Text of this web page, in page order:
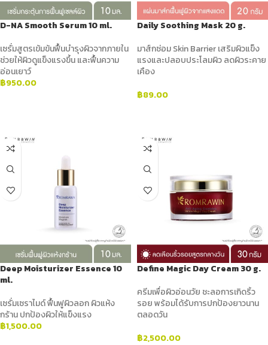
D-NA Smooth Serum 10 ml.
เซรั่มสูตรเข้มข้นฟื้นบำรุงผิวจากภายใน
ช่วยให้ผิวดูแข็งแรงขึ้น และฟื้นความ
อ่อนเยาว์
฿950.00
Daily Soothing Mask 20 g.
มาส์กซ่อม Skin Barrier เสริมผิวแข็ง
แรงและปลอบประโลมผิว ลดผิวระคาย
เคือง
฿89.00
Deep Moisturizer Essence 10
ml.
เซรั่มเซราไมด์ ฟื้นฟูผิวลอก ผิวแห้ง
กร้าน ปกป้องผิวให้แข็งแรง
฿1,500.00
Define Magic Day Cream 30 g.
ครีมเพื่อผิวอ่อนวัย ชะลอการเกิดริ้ว
รอย พร้อมได้รับการปกป้องยาวนาน
ตลอดวัน
฿2,500.00